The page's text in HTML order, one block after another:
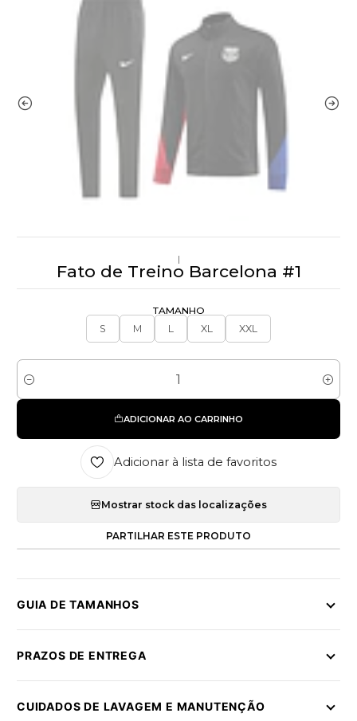
|
Fato de Treino Barcelona #1
TAMANHO
S
M L XL XXL
Quantidade
ADICIONAR AO CARRINHO
Adicionar à lista de favoritos
Mostrar stock das localizações
PARTILHAR ESTE PRODUTO
GUIA DE TAMANHOS
PRAZOS DE ENTREGA
CUIDADOS DE LAVAGEM E MANUTENÇÃO